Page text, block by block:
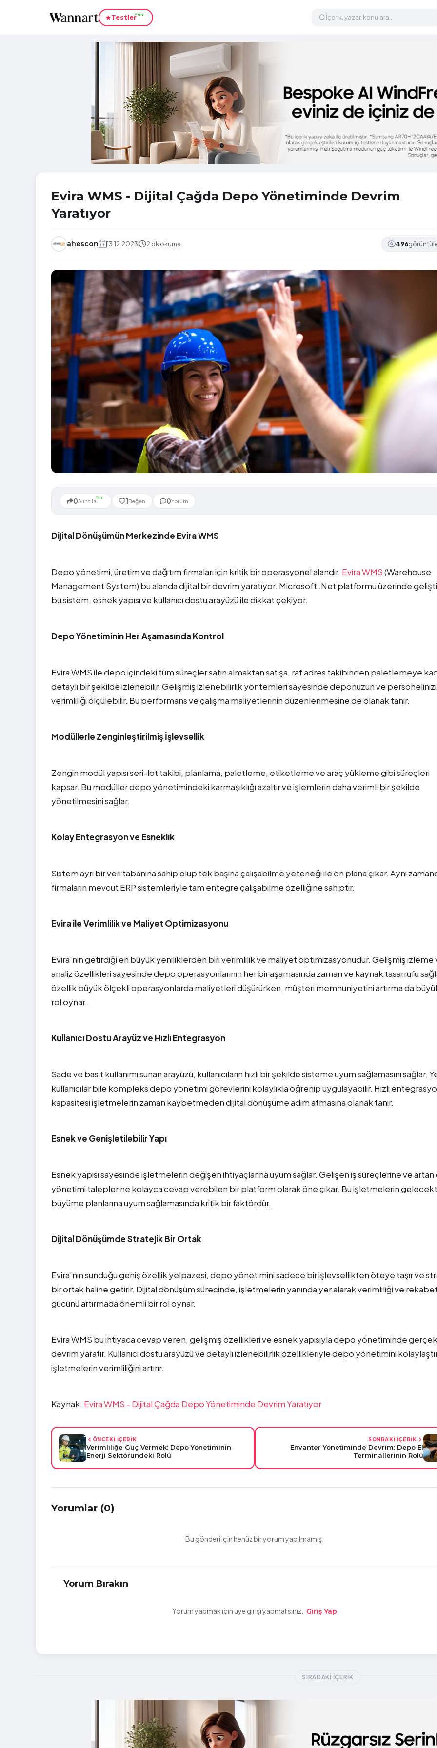
TestlerYeni
Evira WMS - Dijital Çağda Depo Yönetiminde Devrim
Yaratıyor
ahescon 13.12.2023 2 dk okuma 496
0AlıntılaYeni 1Beğen 0Yorum
Dijital Dönüşümün Merkezinde Evira WMS
Depo yönetimi, üretim ve dağıtım firmaları için kritik bir operasyonel alandır. Evira WMS(Warehouse
Management System) bu alanda dijital bir devrim yaratıyor. Microsoft .Net platformu üzerinde
bu sistem, esnek yapısı ve kullanıcı dostu arayüzü ile dikkat çekiyor.
Depo Yönetiminin Her Aşamasında Kontrol
Evira WMS ile depo içindeki tüm süreçler satın almaktan satışa, raf adres takibinden paletlemeye
detaylı bir şekilde izlenebilir. Gelişmiş izlenebilirlik yöntemleri sayesinde deponuzun ve
verimliliği ölçülebilir. Bu performans ve çalışma maliyetlerinin düzenlenmesine de olanak tanır.
Modüllerle Zenginleştirilmiş İşlevsellik
Zengin modül yapısı seri-lot takibi, planlama, paletleme, etiketleme ve araç yükleme gibi süreçleri
kapsar. Bu modüller depo yönetimindeki karmaşıklığı azaltır ve işlemlerin daha verimli bir şekilde
yönetilmesini sağlar.
Kolay Entegrasyon ve Esneklik
Sistem ayrı bir veri tabanına sahip olup tek başına çalışabilme yeteneği ile ön plana çıkar. Aynı
firmaların mevcut ERP sistemleriyle tam entegre çalışabilme özelliğine sahiptir.
Evira ile Verimlilik ve Maliyet Optimizasyonu
Evira’nın getirdiği en büyük yeniliklerden biri verimlilik ve maliyet optimizasyonudur. Gelişmiş izleme
analiz özellikleri sayesinde depo operasyonlarının her bir aşamasında zaman ve kaynak tasarrufu
özellik büyük ölçekli operasyonlarda maliyetleri düşürürken, müşteri memnuniyetini artırma da
rol oynar.
Kullanıcı Dostu Arayüz ve Hızlı Entegrasyon
Sade ve basit kullanımı sunan arayüzü, kullanıcıların hızlı bir şekilde sisteme uyum sağlamasını sağlar.
kullanıcılar bile kompleks depo yönetimi görevlerini kolaylıkla öğrenip uygulayabilir. Hızlı
kapasitesi işletmelerin zaman kaybetmeden dijital dönüşüme adım atmasına olanak tanır.
Esnek ve Genişletilebilir Yapı
Esnek yapısı sayesinde işletmelerin değişen ihtiyaçlarına uyum sağlar. Gelişen iş süreçlerine ve
yönetimi taleplerine kolayca cevap verebilen bir platform olarak öne çıkar. Bu işletmelerin
büyüme planlarına uyum sağlamasında kritik bir faktördür.
Dijital Dönüşümde Stratejik Bir Ortak
Evira'nın sunduğu geniş özellik yelpazesi, depo yönetimini sadece bir işlevsellikten öteye taşır ve
bir ortak haline getirir. Dijital dönüşüm sürecinde, işletmelerin yanında yer alarak verimliliği ve rekabet
gücünü artırmada önemli bir rol oynar.
Evira WMS bu ihtiyaca cevap veren, gelişmiş özellikleri ve esnek yapısıyla depo yönetiminde
devrim yaratır. Kullanıcı dostu arayüzü ve detaylı izlenebilirlik özellikleriyle depo yönetimini
işletmelerin verimliliğini artırır.
Kaynak: Evira WMS - Dijital Çağda Depo Yönetiminde Devrim Yaratıyor
ÖNCEKİ İÇERİK
Verimliliğe Güç Vermek: Depo Yönetiminin
Enerji Sektöründeki Rolü
SONRAKİ İÇERİK
Envanter Yönetiminde Devrim: Depo El
Terminallerinin Rolü
Yorumlar (0)
Bu gönderi için henüz bir yorum yapılmamış.
Yorum Bırakın
Yorum yapmak için üye girişi yapmalısınız. Giriş Yap
SIRADAKI İÇERIK